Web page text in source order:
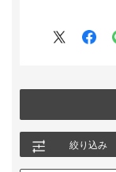
絞り込み